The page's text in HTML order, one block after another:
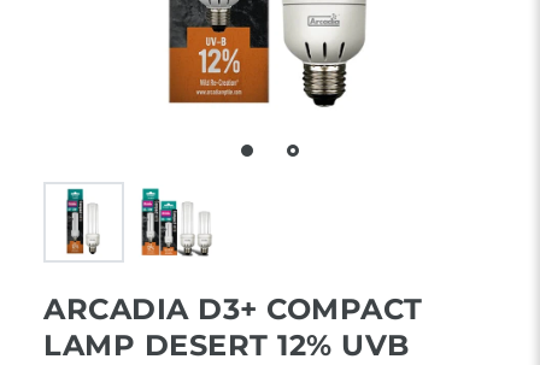
ARCADIA D3+ COMPACT
LAMP DESERT 12% UVB